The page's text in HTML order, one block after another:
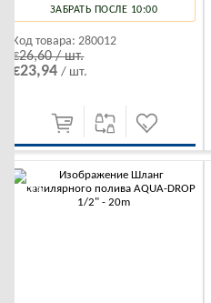
ЗАБРАТЬ ПОСЛЕ 10:00
Код товара: 280012
€26,60 / шт.
€23,94/ шт.
-10%